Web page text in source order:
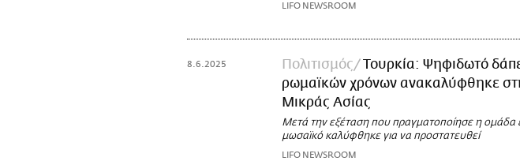
LIFO NEWSROOM
8.6.2025 Πολιτισμός
Τουρκία: Ψηφιδωτό
ρωμαϊκών χρόνων ανακαλύφθηκε
Μικράς Ασίας
Μετά την εξέταση που πραγματοποίησε η ομάδα
μωσαϊκό καλύφθηκε για να προστατευθεί
LIFO NEWSROOM